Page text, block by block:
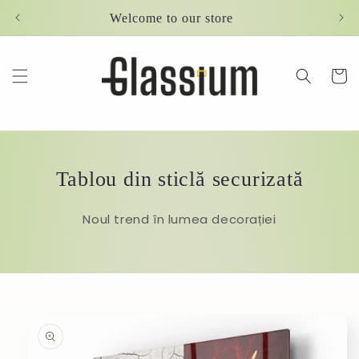
Welcome to our store
Cart
Tablou din sticlă securizată
Noul trend în lumea decorației
product
information